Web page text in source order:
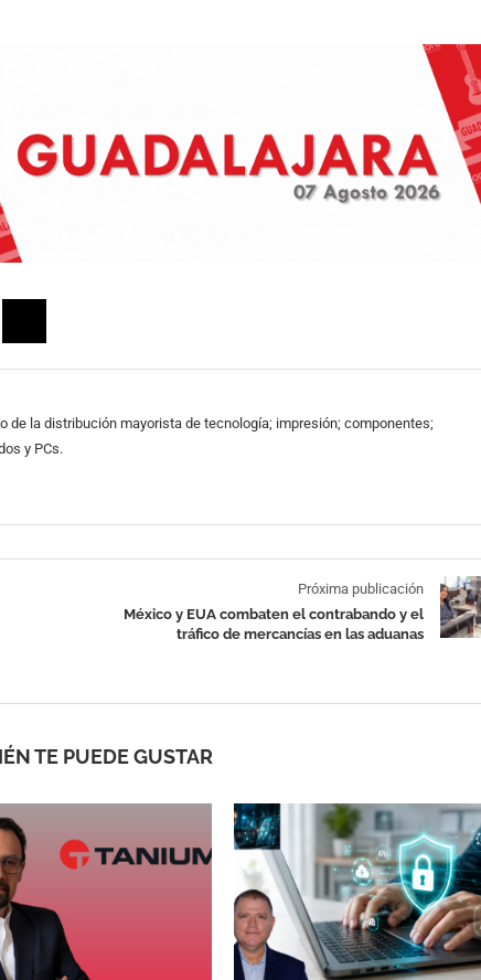
de la distribución mayorista de tecnología; impresión; componentes;
y PCs.
Próxima publicación
México y EUA combaten el contrabando y el
tráfico de mercancías en las aduanas
TE PUEDE GUSTAR